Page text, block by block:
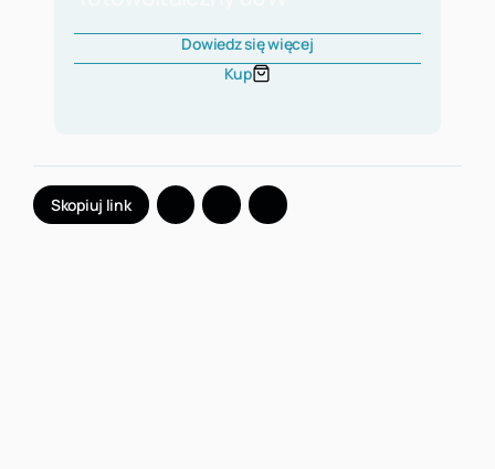
Dowiedz się więcej
Kup
Skopiuj link